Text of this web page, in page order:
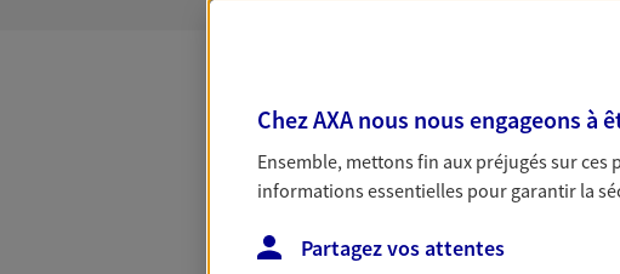
Toutes nos
Chez AXA nous nous engageons
Ensemble, mettons fin aux préjugés sur
informations essentielles pour garantir la
Partagez vos attentes